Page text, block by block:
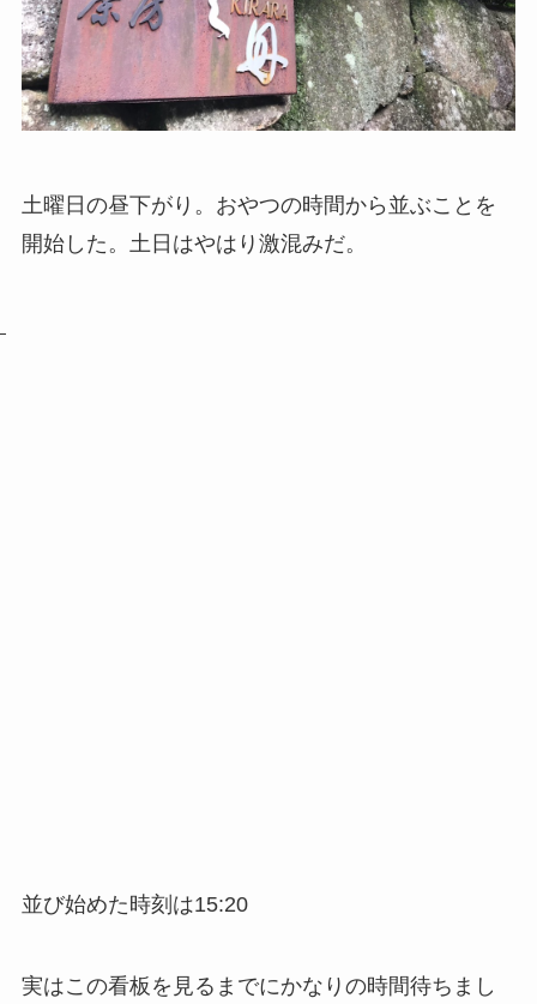
土曜日の昼下がり。おやつの時間から並ぶことを
開始した。土日はやはり激混みだ。
並び始めた時刻は15:20
実はこの看板を見るまでにかなりの時間待ちまし